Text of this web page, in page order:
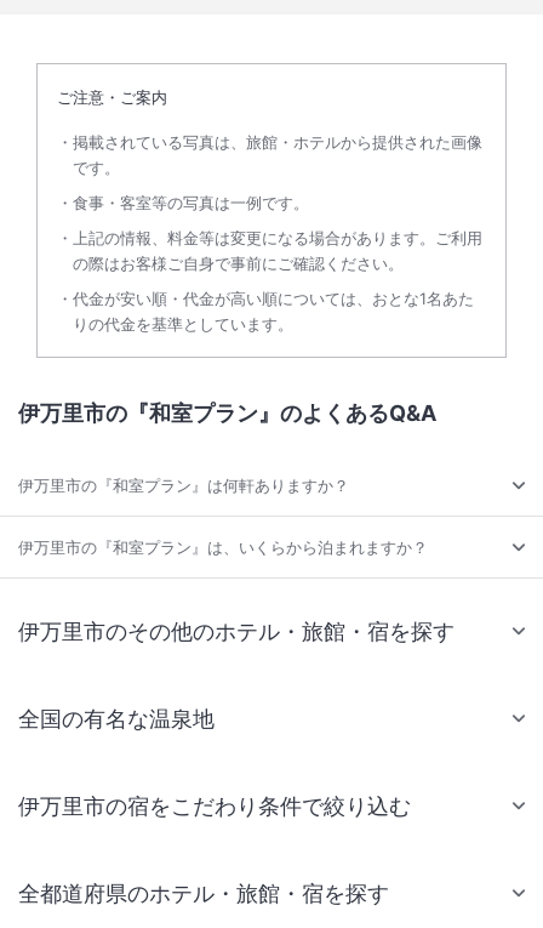
ご注意・ご案内
掲載されている写真は、旅館・ホテルから提供された画像
です。
食事・客室等の写真は一例です。
上記の情報、料金等は変更になる場合があります。ご利用
の際はお客様ご自身で事前にご確認ください。
代金が安い順・代金が高い順については、おとな1名あた
りの代金を基準としています。
伊万里市の『和室プラン』のよくあるQ&A
伊万里市の『和室プラン』は何軒ありますか？
伊万里市の『和室プラン』は、いくらから泊まれますか？
伊万里市のその他のホテル・旅館・宿を探す
全国の有名な温泉地
伊万里市の宿をこだわり条件で絞り込む
全都道府県のホテル・旅館・宿を探す